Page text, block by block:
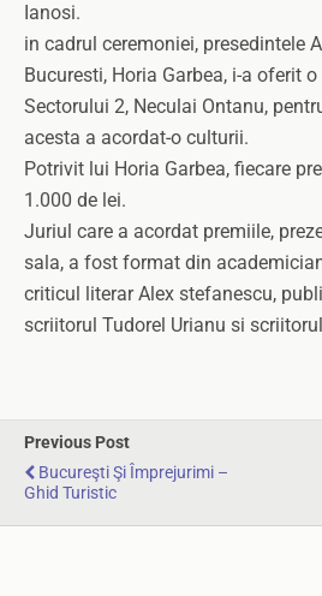
Ianosi.
in cadrul ceremoniei, presedintele
Bucuresti, Horia Garbea, i-a oferit
Sectorului 2, Neculai Ontanu,
acesta a acordat-o culturii.
Potrivit lui Horia Garbea, fiecare
1.000 de lei.
Juriul care a acordat premiile,
sala, a fost format din
criticul literar Alex stefanescu,
scriitorul Tudorel Urianu si
Previous Post
Bucureşti Şi Împrejurimi –
Ghid Turistic